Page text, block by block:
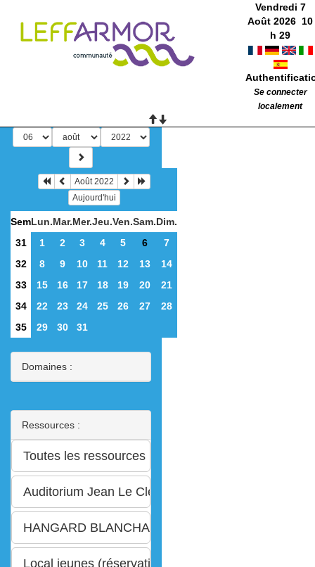
Vendredi 7
Août 2026 10
h29
Se connecter
localement
Août 2022
Aujourd'hui
SemLun.Mar.Mer.Jeu.Ven.Sam.Dim.
31
1 2 3 4 5 6
7
32
8 9 10 11 12 13
14
33
15 16 17 18 19 20
21
34
22 23 24 25 26 27
28
35
29 30 31
Domaines :
Ressources :